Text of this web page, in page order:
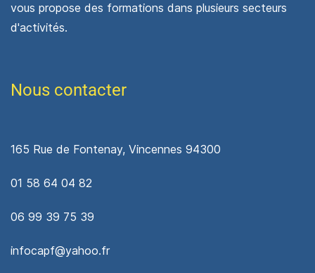
vous propose des formations dans plusieurs secteurs
d'activités.
Nous contacter
165 Rue de Fontenay, Vincennes 94300
01 58 64 04 82
06 99 39 75 39
infocapf@yahoo.fr